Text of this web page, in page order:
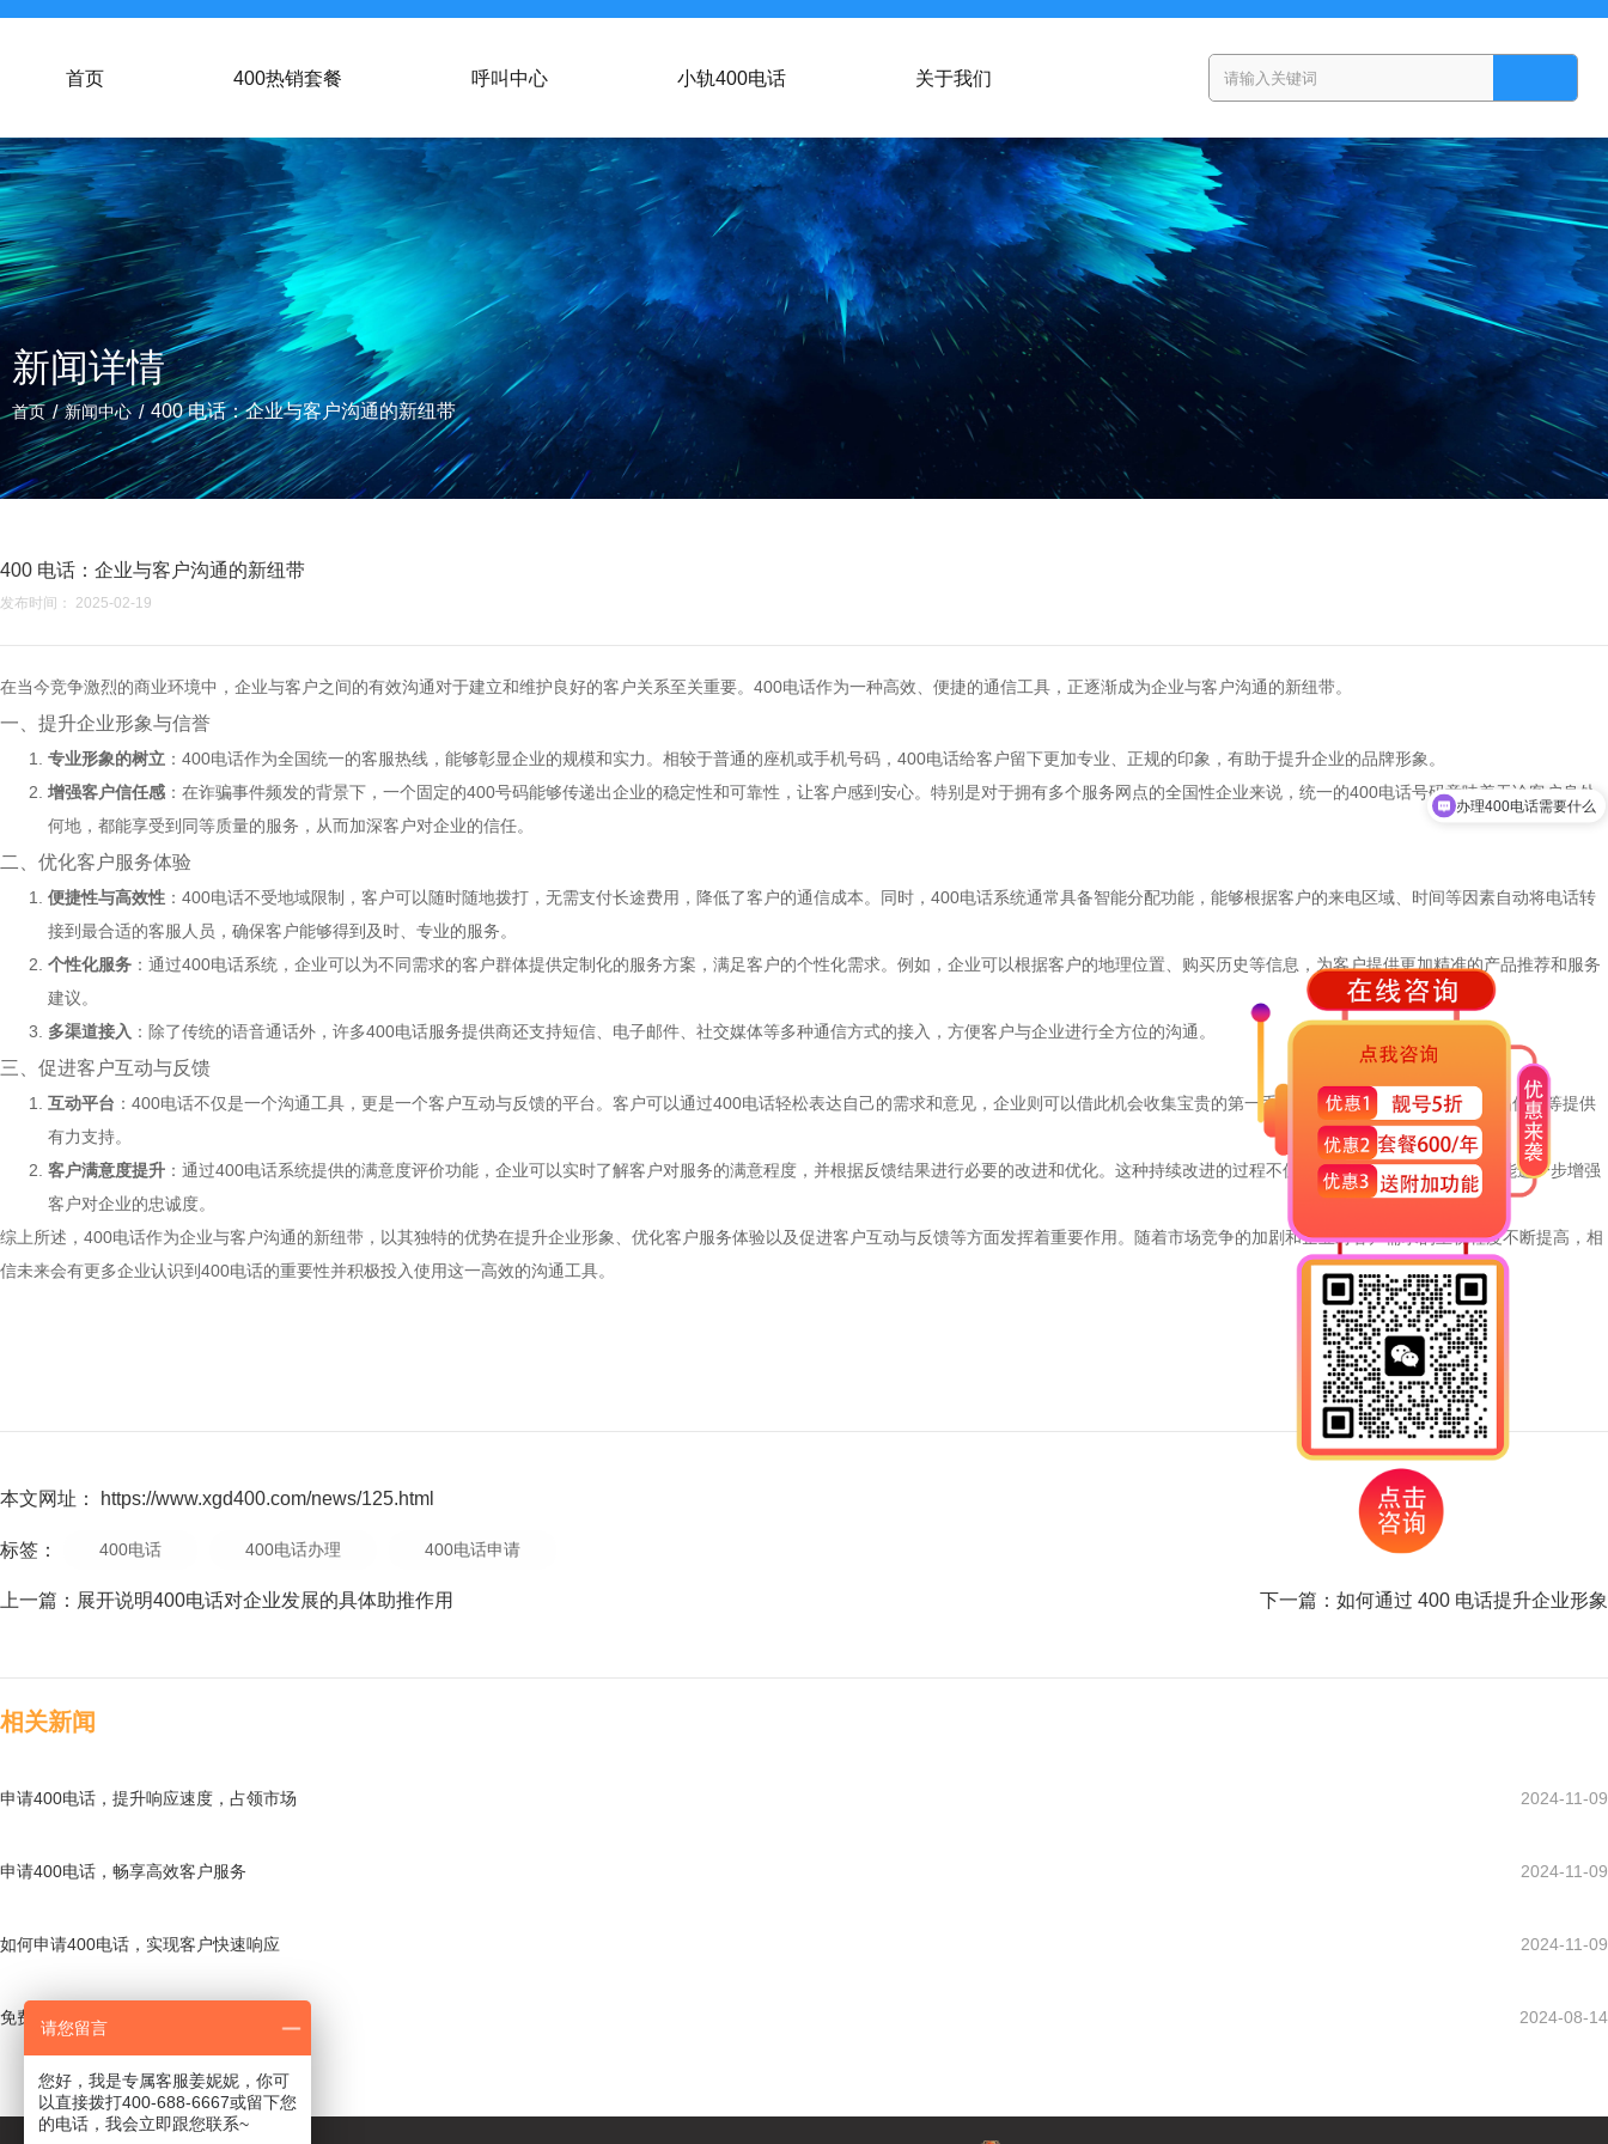
首页 400热销套餐 呼叫中心 小轨400电话 关于我们
新闻详情
首页 /新闻中心 / 400 电话：企业与客户沟通的新纽带
400 电话：企业与客户沟通的新纽带
发布时间： 2025-02-19
在当今竞争激烈的商业环境中，企业与客户之间的有效沟通对于建立和维护良好的客户关系至关重要。400电话作为一种高效、便捷的通信工具，正逐渐成为企业与客户沟通的新纽带。
一、提升企业形象与信誉
专业形象的树立 ： 400电话作为全国统一的客服热线，能够彰显企业的规模和实力。相较于普通的座机或手机号码，400电话给客户留下更加专业、正规的印象，有助于提升企业的品牌形象。
增强客户信任感 ：在诈骗事件频发的背景下，一个固定的400号码能够传递出企业的稳定性和可靠性，让客户感到安心。特别是对于拥有多个服务网点的全国性企业来说，统一的400电话号码意味着无论客户身处
何地，都能享受到同等质量的服务，从而加深客户对企业的信任。
二、优化客户服务体验
便捷性与高效性 ：400电话不受地域限制，客户可以随时随地拨打，无需支付长途费用，降低了客户的通信成本。同时，400电话系统通常具备智能分配功能，能够根据客户的来电区域、时间等因素自动将电话转
接到最合适的客服人员，确保客户能够得到及时、专业的服务。
个性化服务 ：通过400电话系统，企业可以为不同需求的客户群体提供定制化的服务方案，满足客户的个性化需求。例如，企业可以根据客户的地理位置、购买历史等信息，为客户提供更加精准的产品推荐和服务
建议。
多渠道接入 ：除了传统的语音通话外，许多400电话服务提供商还支持短信、电子邮件、社交媒体等多种通信方式的接入，方便客户与企业进行全方位的沟通。
三、促进客户互动与反馈
互动平台 ：400电话不仅是一个沟通工具，更是一个客户互动与反馈的平台。客户可以通过400电话轻松表达自己的需求和意见，企业则可以借此机会收集宝贵的第一手信息，为企业的市场调研、产品优化等提供
有力支持。
客户满意度提升 ：通过400电话系统提供的满意度评价功能，企业可以实时了解客户对服务的满意程度，并根据反馈结果进行必要的改进和优化。这种持续改进的过程不仅有助于提升客户满意度，还能进一步增强
客户对企业的忠诚度。
综上所述，400电话作为企业与客户沟通的新纽带，以其独特的优势在提升企业形象、优化客户服务体验以及促进客户互动与反馈等方面发挥着重要作用。随着市场竞争的加剧和企业对客户需求的重视程度不断提高，相
信未来会有更多企业认识到400电话的重要性并积极投入使用这一高效的沟通工具。
本文网址： https://www.xgd400.com/news/125.html
标签： 400电话 400电话办理 400电话申请
上一篇： 展开说明400电话对企业发展的具体助推作用 下一篇： 如何通过 400 电话提升企业形象
相关新闻
2024-11-09
申请400电话，提升响应速度，占领市场
2024-11-09
申请400电话，畅享高效客户服务
2024-11-09
如何申请400电话，实现客户快速响应
2024-08-14
免费申请400电话，开启高效沟通之路
特惠套餐
请您留言
您好，我是专属客服姜妮妮，你可
以直接拨打400-688-6667或留下您
的电话，我会立即跟您联系~